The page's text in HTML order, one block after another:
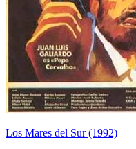
Los Mares del Sur (1992)